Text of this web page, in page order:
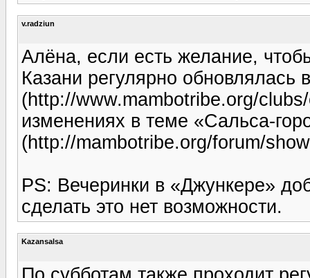
v.radziun
Алёна, если есть желание,
Казани регулярно обновлялась
(http://www.mambotribe.org/
изменениях в теме «Сальса-
(http://mambotribe.org/forum/
PS: Вечеринки в «Джункере»
сделать это нет возможности.
Kazansalsa